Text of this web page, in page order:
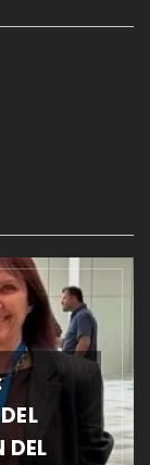
DEL